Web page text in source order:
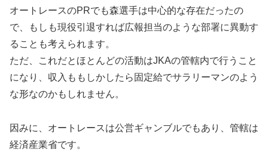
オートレースのPRでも森選手は中心的な存在だったの
で、もしも現役引退すれば広報担当のような部署に異動す
ることも考えられます。
ただ、これだとほとんどの活動はJKAの管轄内で行うこと
になり、収入ももしかしたら固定給でサラリーマンのよう
な形なのかもしれません。
因みに、オートレースは公営ギャンブルでもあり、管轄は
経済産業省です。